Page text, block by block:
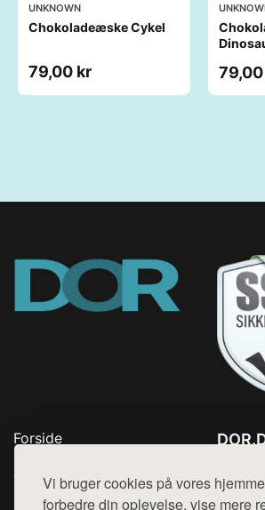
Vi bruger cookies på vores
forbedre din oplevelse, vise mere
UNKNOWN
Chokoladeæske Cykel
79,00 kr
Forside
Top Rabatter
Kontakt
Mail: